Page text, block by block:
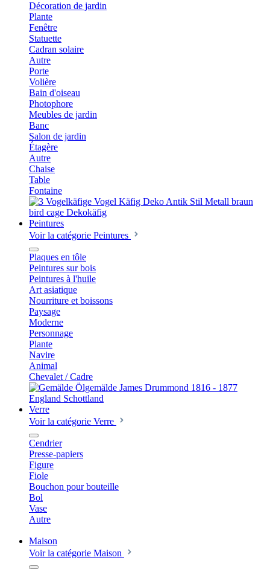
Décoration de jardin
Plante
Fenêtre
Statuette
Cadran solaire
Autre
Porte
Volière
Bain d'oiseau
Photophore
Meubles de jardin
Banc
Salon de jardin
Étagère
Autre
Chaise
Table
Fontaine
Peintures
Voir la catégorie Peintures
Plaques en tôle
Peintures sur bois
Peintures à l'huile
Art asiatique
Nourriture et boissons
Paysage
Moderne
Personnage
Plante
Navire
Animal
Chevalet / Cadre
Verre
Voir la catégorie Verre
Cendrier
Presse-papiers
Figure
Fiole
Bouchon pour bouteille
Bol
Vase
Autre
Maison
Voir la catégorie Maison